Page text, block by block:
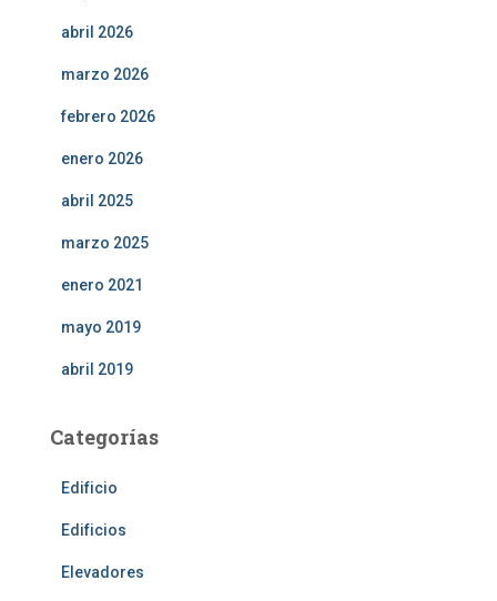
abril 2026
marzo 2026
febrero 2026
enero 2026
abril 2025
marzo 2025
enero 2021
mayo 2019
abril 2019
Categorías
Edificio
Edificios
Elevadores